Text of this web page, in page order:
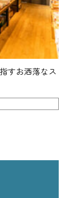
すお洒落なス